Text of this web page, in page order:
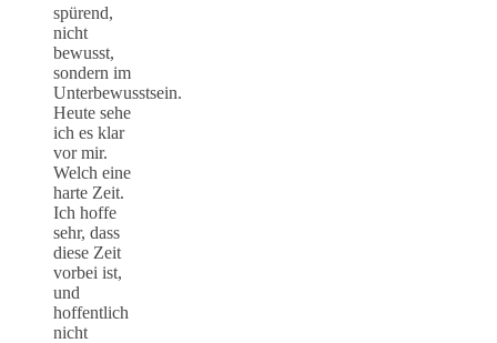
spürend,
nicht
bewusst,
sondern im
Unterbewusstsein.
Heute sehe
ich es klar
vor mir.
Welch eine
harte Zeit.
Ich hoffe
sehr, dass
diese Zeit
vorbei ist,
und
hoffentlich
nicht